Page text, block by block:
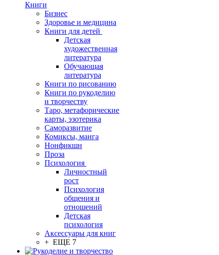
Книги
Бизнес
Здоровье и медицина
Книги для детей
Детская
художественная
литература
Обучающая
литература
Книги по рисованию
Книги по рукоделию
и творчеству
Таро, метафорические
карты, эзотерика
Саморазвитие
Комиксы, манга
Нонфикшн
Проза
Психология
Личностный
рост
Психология
общения и
отношений
Детская
психология
Аксессуары для книг
+ ЕЩЕ 7